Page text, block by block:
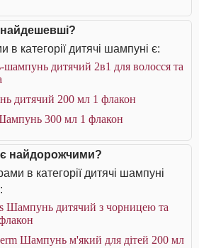
найдешевші?
категорії дитячі шампуні є:
шампунь дитячий 2в1 для волосся та
дитячий 200 мл 1 флакон
300 мл 1 флакон
є найдорожчими?
в категорії дитячі шампуні
Шампунь дитячий з чорницею та
Шампунь м'який для дітей 200 мл